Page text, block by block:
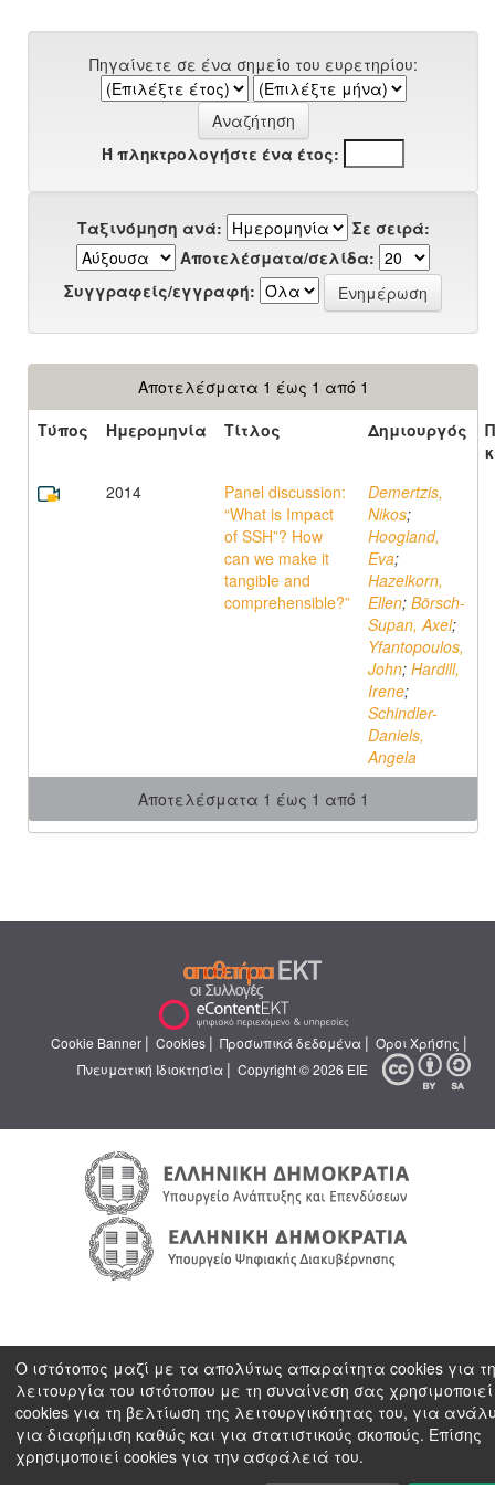
Πηγαίνετε σε ένα σημείο του ευρετηρίου:
Ή πληκτρολογήστε ένα έτος:
Ταξινόμηση ανά:
Σε σειρά:
Αποτελέσματα/σελίδα:
Συγγραφείς/εγγραφή:
Αποτελέσματα 1 έως 1 από 1
Τύπος
Ημερομηνία Τίτλος Δημιουργός
2014
Panel discussion:
“What is Impact
of SSH”? How
can we make it
tangible and
comprehensible?”
Demertzis,
Nikos;
Hoogland,
Eva;
Hazelkorn,
Ellen; Börsch-
Supan, Axel;
Yfantopoulos,
John; Hardill,
Irene;
Schindler-
Daniels,
Angela
Αποτελέσματα 1 έως 1 από 1
Cookie Banner | Cookies | Προσωπικά δεδομένα | Όροι Χρήσης |
Πνευματική Ιδιοκτησία | Copyright © 2026 ΕΙΕ
Ο ιστότοπος μαζί με τα απολύτως απαραίτητα cookies για
λειτουργία του ιστότοπου με τη συναίνεση σας χρησιμοποιεί
cookies για τη βελτίωση της λειτουργικότητας του, για
για διαφήμιση καθώς και για στατιστικούς σκοπούς. Επίσης
χρησιμοποιεί cookies για την ασφάλειά του.